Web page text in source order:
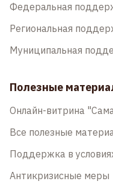
Федеральная
Региональная
Муниципальная
Полезные
Онлайн-витрина
Все полезные
Поддержка в
Антикризисные меры